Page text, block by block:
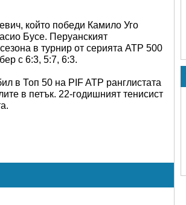
който победи Камило Уго
Бусе. Перуанският
в турнир от серията ATP 500
с 6:3, 5:7, 6:3.
в Топ 50 на PIF ATP ранглистата
в петък. 22-годишният тенисист